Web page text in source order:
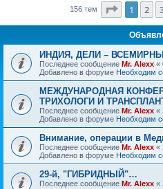
156 тем 1 2
ИНДИЯ, ДЕЛИ –
Последнее сообщение Mr. Alexx «
Добавлено в форуме Необходим
МЕЖДУНАРОДНАЯ
ТРИХОЛОГИ И
Последнее сообщение Mr. Alexx «
Добавлено в форуме Необходим
Внимание, операции в
Последнее сообщение Mr. Alexx «
Добавлено в форуме Необходим
29-й, "ГИБРИДНЫЙ"…
Последнее сообщение Mr. Alexx «